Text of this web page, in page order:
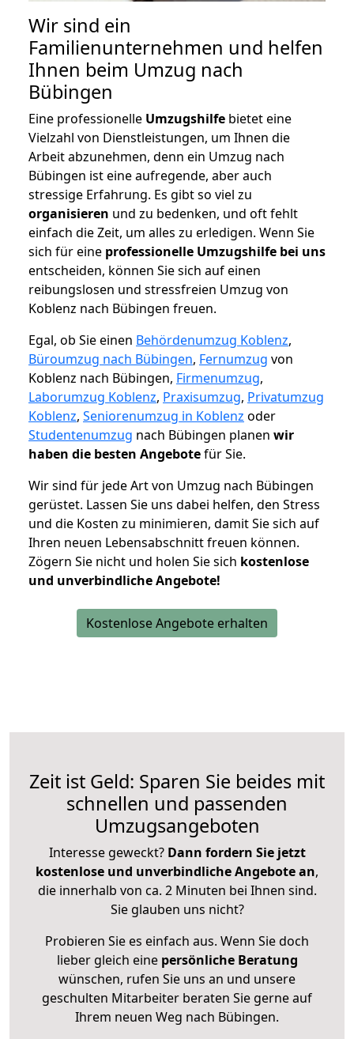
Wir sind ein
Familienunternehmen und helfen
Ihnen beim Umzug nach
Bübingen
Eine professionelle Umzugshilfe bietet eine
Vielzahl von Dienstleistungen, um Ihnen die
Arbeit abzunehmen, denn ein Umzug nach
Bübingen ist eine aufregende, aber auch
stressige Erfahrung. Es gibt so viel zu
organisieren und zu bedenken, und oft fehlt
einfach die Zeit, um alles zu erledigen. Wenn Sie
sich für eine professionelle Umzugshilfe bei uns
entscheiden, können Sie sich auf einen
reibungslosen und stressfreien Umzug von
Koblenz nach Bübingen freuen.
Egal, ob Sie einen Behördenumzug Koblenz,
Büroumzug nach Bübingen, Fernumzug von
Koblenz nach Bübingen, Firmenumzug,
Laborumzug Koblenz, Praxisumzug, Privatumzug
Koblenz, Seniorenumzug in Koblenz oder
Studentenumzug nach Bübingen planen wir
haben die besten Angebotefür Sie.
Wir sind für jede Art von Umzug nach Bübingen
gerüstet. Lassen Sie uns dabei helfen, den Stress
und die Kosten zu minimieren, damit Sie sich auf
Ihren neuen Lebensabschnitt freuen können.
Zögern Sie nicht und holen Sie sich kostenlose
und unverbindliche Angebote!
Kostenlose Angebote erhalten
Zeit ist Geld: Sparen Sie beides mit
schnellen und passenden
Umzugsangeboten
Interesse geweckt? Dann fordern Sie jetzt
kostenlose und unverbindliche Angebote an,
die innerhalb von ca. 2 Minuten bei Ihnen sind.
Sie glauben uns nicht?
Probieren Sie es einfach aus. Wenn Sie doch
lieber gleich eine persönliche Beratung
wünschen, rufen Sie uns an und unsere
geschulten Mitarbeiter beraten Sie gerne auf
Ihrem neuen Weg nach Bübingen.